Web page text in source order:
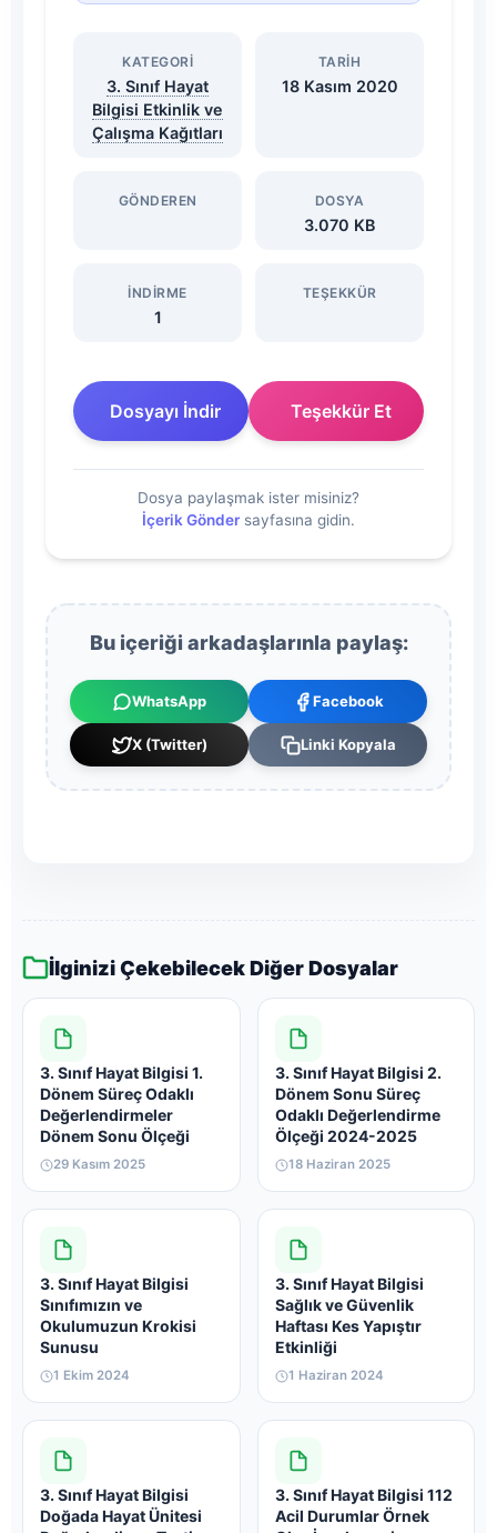
Zamanım
Sunusu
Dosyasını
KATEGORI
3. Sınıf Hayat
Bilgisi Etkinlik ve
Çalışma Kağıtları
TARIH
18 Kasım 2020
GÖNDEREN DOSYA
3.070 KB
İNDIRME
1
TEŞEKKÜR
Dosyayı İndir Teşekkür Et
Dosya paylaşmak ister misiniz?
İçerik Gönder sayfasına gidin.
Bu içeriği arkadaşlarınla paylaş:
WhatsApp Facebook
X (Twitter) Linki Kopyala
İlginizi Çekebilecek Diğer Dosyalar
3. Sınıf Hayat Bilgisi 1.
Dönem Süreç Odaklı
Değerlendirmeler
Dönem Sonu Ölçeği
29 Kasım 2025
3. Sınıf Hayat Bilgisi 2.
Dönem Sonu Süreç
Odaklı Değerlendirme
Ölçeği 2024-2025
18 Haziran 2025
3. Sınıf Hayat Bilgisi
Sınıfımızın ve
Okulumuzun Krokisi
Sunusu
1 Ekim 2024
3. Sınıf Hayat Bilgisi
Sağlık ve Güvenlik
Haftası Kes Yapıştır
Etkinliği
1 Haziran 2024
3. Sınıf Hayat Bilgisi
Doğada Hayat Ünitesi
3. Sınıf Hayat Bilgisi 112
Acil Durumlar Örnek